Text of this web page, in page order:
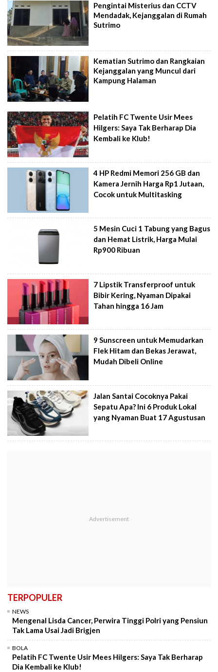
Pengintai Misterius dan CCTV
Mendadak, Kejanggalan di Rumah
Sutrimo
Kematian Sutrimo dan Rangkaian
Kejanggalan yang Muncul dari
Kampung Halaman
Pelatih FC Twente Usir Mees
Hilgers: Saya Tak Berharap Dia
Kembali ke Klub!
4 HP Redmi Memori 256 GB dan
Kamera Jernih Harga Rp1 Jutaan,
Cocok untuk Multitasking
5 Mesin Cuci 1 Tabung yang Bagus
dan Hemat Listrik, Harga Mulai
Rp900 Ribuan
7 Lipstik Transferproof untuk
Bibir Kering, Nyaman Dipakai
Tahan hingga 16 Jam
9 Sunscreen untuk Memudarkan
Flek Hitam dan Bekas Jerawat,
Mudah Dibeli Online
Jalan Santai Cocoknya Pakai
Sepatu Apa? Ini 6 Produk Lokal
yang Nyaman Buat 17 Agustusan
TERPOPULER
NEWS
Mengenal Lisda Cancer, Perwira Tinggi Polri yang Pensiun
Tak Lama Usai Jadi Brigjen
BOLA
Pelatih FC Twente Usir Mees Hilgers: Saya Tak Berharap
Dia Kembali ke Klub!